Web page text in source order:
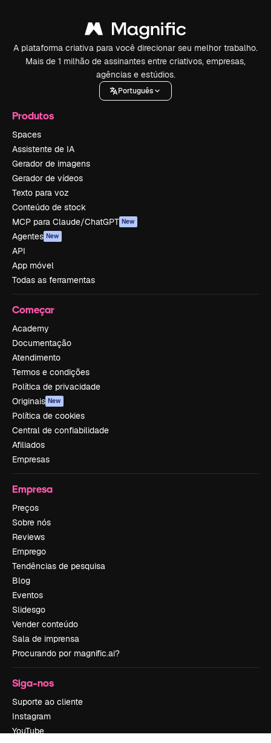
A plataforma criativa para você direcionar seu melhor trabalho.
Mais de 1 milhão de assinantes entre criativos, empresas,
agências e estúdios.
Português
Produtos
Spaces
Assistente de IA
Gerador de imagens
Gerador de vídeos
Texto para voz
Conteúdo de stock
MCP para Claude/ChatGPT New
Agentes New
API
App móvel
Todas as ferramentas
Começar
Academy
Documentação
Atendimento
Termos e condições
Política de privacidade
Originais New
Política de cookies
Central de confiabilidade
Afiliados
Empresas
Empresa
Preços
Sobre nós
Reviews
Emprego
Tendências de pesquisa
Blog
Eventos
Slidesgo
Vender conteúdo
Sala de imprensa
Procurando por magnific.ai?
Siga-nos
Suporte ao cliente
Instagram
YouTube